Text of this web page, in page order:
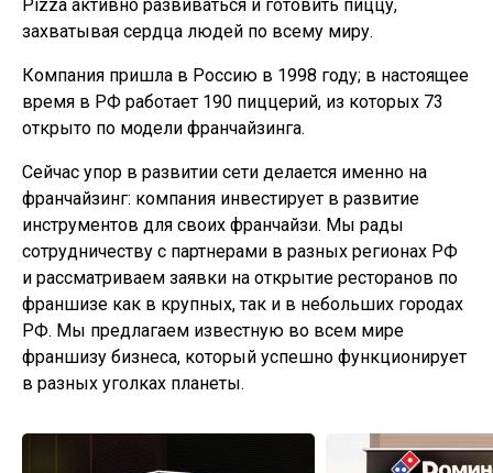
Pizza активно развиваться и готовить пиццу,
захватывая сердца людей по всему миру.
Компания пришла в Россию в 1998 году; в настоящее
время в РФ работает 190 пиццерий, из которых 73
открыто по модели франчайзинга.
Сейчас упор в развитии сети делается именно на
франчайзинг: компания инвестирует в развитие
инструментов для своих франчайзи. Мы рады
сотрудничеству с партнерами в разных регионах РФ
и рассматриваем заявки на открытие ресторанов по
франшизе как в крупных, так и в небольших городах
РФ. Мы предлагаем известную во всем мире
франшизу бизнеса, который успешно функционирует
в разных уголках планеты.